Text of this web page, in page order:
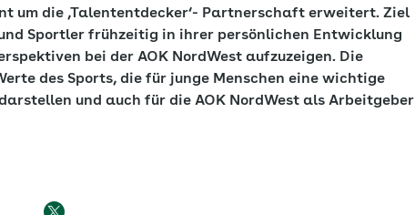
um die ‚Talententdecker‘- Partnerschaft erweitert. Ziel
Sportler frühzeitig in ihrer persönlichen Entwicklung
bei der AOK NordWest aufzuzeigen. Die
des Sports, die für junge Menschen eine wichtige
und auch für die AOK NordWest als Arbeitgeber